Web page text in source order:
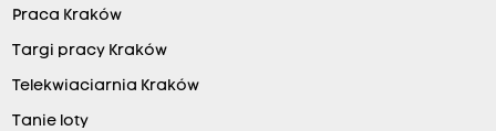
Praca Kraków
Targi pracy Kraków
Telekwiaciarnia Kraków
Tanie loty